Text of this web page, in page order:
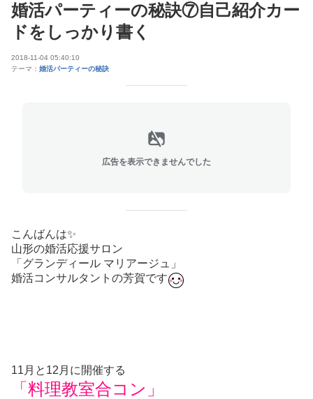
婚活パーティーの秘訣⑦自己紹介カー
ドをしっかり書く
2018-11-04 05:40:10
テーマ： 婚活パーティーの秘訣
広告を表示できませんでした
こんばんは✨
山形の婚活応援サロン
「グランディール マリアージュ」
婚活コンサルタントの芳賀です
11月と12月に開催する
「料理教室合コン」